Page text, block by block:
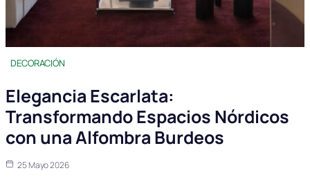
DECORACIÓN
Elegancia Escarlata:
Transformando Espacios Nórdicos
con una Alfombra Burdeos
25 Mayo 2026